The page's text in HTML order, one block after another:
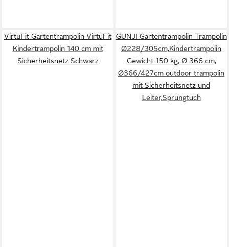
VirtuFit Gartentrampolin VirtuFit
Kindertrampolin 140 cm mit
Sicherheitsnetz Schwarz
GUNJI Gartentrampolin Trampolin
Ø228/305cm,Kindertrampolin
Gewicht 150 kg, Ø 366 cm,
Ø366/427cm outdoor trampolin
mit Sicherheitsnetz und
Leiter,Sprungtuch